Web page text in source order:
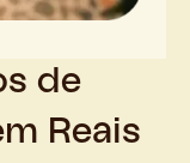
de
Reais